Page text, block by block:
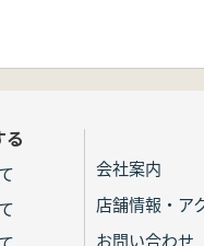
る
会社案内
店舗情報・ア
お問い合わせ